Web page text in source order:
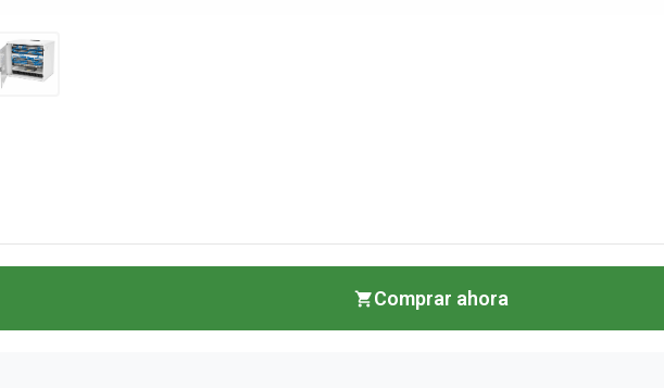
Comprar ahora